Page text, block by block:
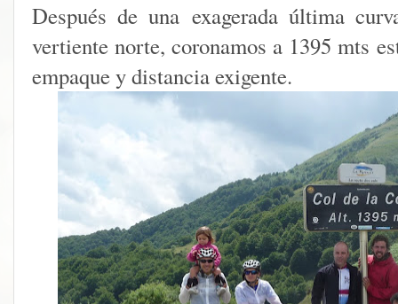
Después de una exagerada última
vertiente norte, coronamos a 1395 mts
empaque y distancia exigente.